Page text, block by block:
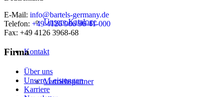
Unsere Kataloge
Kontakt
Vertriebspartner
E-Mail: info@bartels-germany.de
Telefon: +49 4126 966 96 41-000
Fax: +49 4126 3968-68
Firma
Über uns
Unsere Leistungen
Karriere